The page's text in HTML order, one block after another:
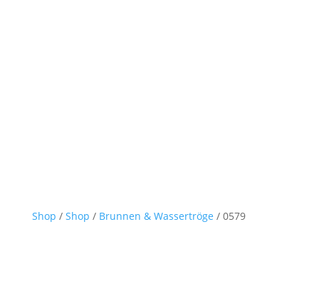
Shop / Shop / Brunnen & Wassertröge / 0579